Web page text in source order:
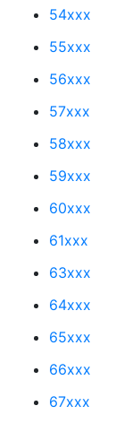
54xxx
55xxx
56xxx
57xxx
58xxx
59xxx
60xxx
61xxx
63xxx
64xxx
65xxx
66xxx
67xxx